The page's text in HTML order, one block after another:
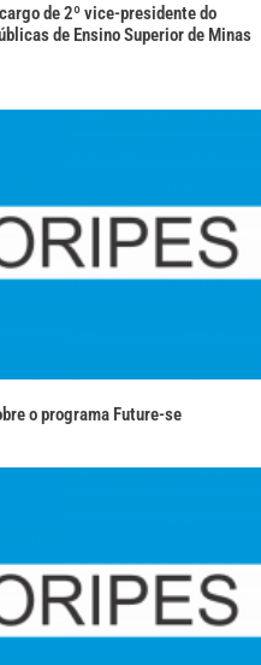
de 2º vice-presidente do
de Ensino Superior de Minas
o programa Future-se